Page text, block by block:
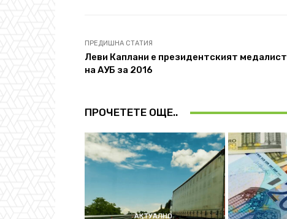
ПРЕДИШНА СТАТИЯ
Леви Каплани е президентският медалист
на АУБ за 2016
ПРОЧЕТЕТЕ ОЩЕ..
АКТУАЛНО